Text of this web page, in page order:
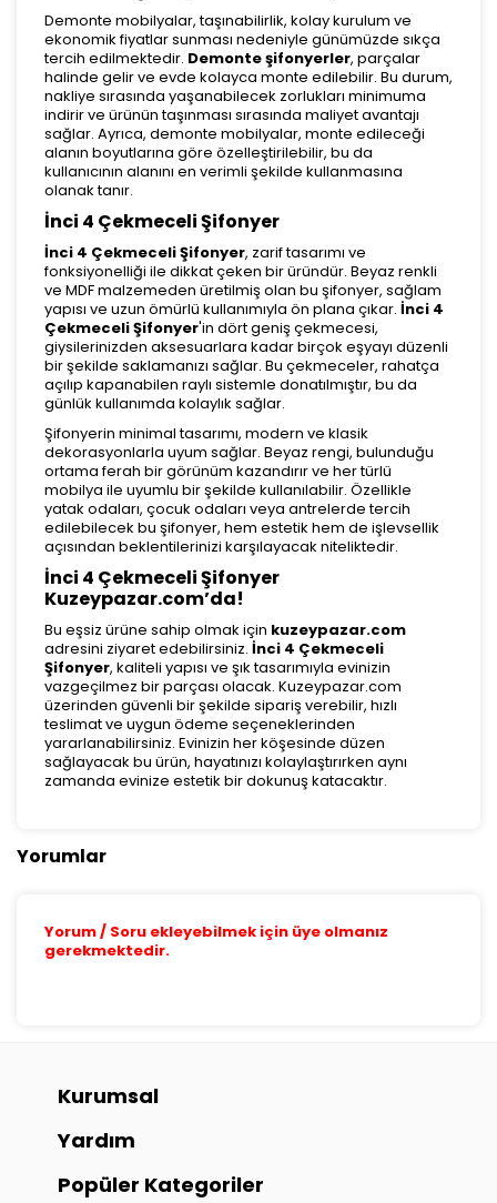
Demonte mobilyalar, taşınabilirlik, kolay kurulum ve
ekonomik fiyatlar sunması nedeniyle günümüzde sıkça
tercih edilmektedir. Demonte şifonyerler, parçalar
halinde gelir ve evde kolayca monte edilebilir. Bu durum,
nakliye sırasında yaşanabilecek zorlukları minimuma
indirir ve ürünün taşınması sırasında maliyet avantajı
sağlar. Ayrıca, demonte mobilyalar, monte edileceği
alanın boyutlarına göre özelleştirilebilir, bu da
kullanıcının alanını en verimli şekilde kullanmasına
olanak tanır.
İnci 4 Çekmeceli Şifonyer
İnci 4 Çekmeceli Şifonyer, zarif tasarımı ve
fonksiyonelliği ile dikkat çeken bir üründür. Beyaz renkli
ve MDF malzemeden üretilmiş olan bu şifonyer, sağlam
yapısı ve uzun ömürlü kullanımıyla ön plana çıkar. İnci 4
Çekmeceli Şifonyer'in dört geniş çekmecesi,
giysilerinizden aksesuarlara kadar birçok eşyayı düzenli
bir şekilde saklamanızı sağlar. Bu çekmeceler, rahatça
açılıp kapanabilen raylı sistemle donatılmıştır, bu da
günlük kullanımda kolaylık sağlar.
Şifonyerin minimal tasarımı, modern ve klasik
dekorasyonlarla uyum sağlar. Beyaz rengi, bulunduğu
ortama ferah bir görünüm kazandırır ve her türlü
mobilya ile uyumlu bir şekilde kullanılabilir. Özellikle
yatak odaları, çocuk odaları veya antrelerde tercih
edilebilecek bu şifonyer, hem estetik hem de işlevsellik
açısından beklentilerinizi karşılayacak niteliktedir.
İnci 4 Çekmeceli Şifonyer
Kuzeypazar.com’da!
Bu eşsiz ürüne sahip olmak için kuzeypazar.com
adresini ziyaret edebilirsiniz. İnci 4 Çekmeceli
Şifonyer, kaliteli yapısı ve şık tasarımıyla evinizin
vazgeçilmez bir parçası olacak. Kuzeypazar.com
üzerinden güvenli bir şekilde sipariş verebilir, hızlı
teslimat ve uygun ödeme seçeneklerinden
yararlanabilirsiniz. Evinizin her köşesinde düzen
sağlayacak bu ürün, hayatınızı kolaylaştırırken aynı
zamanda evinize estetik bir dokunuş katacaktır.
Yorumlar
Yorum / Soru ekleyebilmek için üye olmanız
gerekmektedir.
Kurumsal
Yardım
Popüler Kategoriler